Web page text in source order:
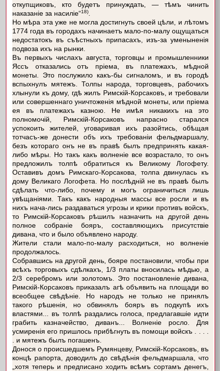
откупщиковъ, кто будетъ принуждать, — тѣмъ чинить
наказаніе за насиліе“18)
Но мѣра эта уже не могла достигнуть своей цѣли, и лѣтомъ
1774 года въ городахъ начинаетъ мало-по-малу ощущаться
недостатокъ въ съѣстныхъ припасахъ, изъ-за уменыненія
подвоза ихъ на рынки.
Въ первыхъ числахъ августа, торговцы и промышленники
Яссъ отказались отъ пріема, въ платежахъ, мѣдной
монеты. Это послужило какъ-бы сигналомъ, и въ городѣ
вспыхнулъ мятежъ. Толпы народа, торговцевъ, рабочихъ
хлынули къ дому, гдѣ жилъ Римскій-Корсаковъ, и требовали
или совершеннаго уничтоженія мѣдной монеты, или пріема
ея въ платежахъ казною. Не имѣя никакихъ на это
полномочій, Римскій-Корсаковъ напрасно старался
успокоить жителей, уговаривая ихъ разойтись, обѣщая
тотчасъ-же донести объ ихъ требованіи фельдмаршалу,
безъ котораго онъ не въ правѣ былъ предпринять какая-
либо мѣры. Но такъ какъ волненіе все возрастало, то онъ
предложилъ толпѣ обратиться къ Великому Логофету.
Оставивъ домъ Римскаго-Корсакова, толпа двинулась къ
дому Великаго Логофета. Но послѣдній не въ правѣ былъ
сдѣлать что-либо, почему и могъ ограничиться лишь
увѣщаніями. Такъ какъ народныя массы все росли и въ
нихъ нача-лись раздаваться угрозы и крики противъ войскъ,
то Римскій-Корсаковъ рѣшилъ назначить на другой день
полное собраніе бояръ, составляющихъ присутствіе
дивана, что и было объявлено народу.
Жители стали мало-по-малу расходиться, но волненіе
продолжалось.
Собравшись на другой день, бояре постановили, чтобы при
всѣхъ торговыхъ сдѣлкахъ, 1/3 платы вносилась мѣдью, а
2/3 серебромъ или золотомъ. Это постановленіе дивана,
Римскій-Корсаковъ приказалъ агѣ объявить на площади во
всеобщее свѣдѣніе. Но народъ не только не принялъ
такого рѣшенія, но обвинялъ бояръ въ подкупѣ ихъ
властями... въ толпѣ раздались голоса, предлагавшіе идти
грабить казначейство, диванъ... Волненіе росло. Для
усмиренія его пришлось прибѣгнуть въ помощи войскъ . . . .
. и мятежъ былъ погашенъ.
Донося о происшедшемъ Румянцеву, Римскій-Корсаковъ, въ
концѣ рапорта, доводилъ до свѣдѣнія фельдмаршала, что
„хотя теперь и предписано ходить всѣмъ сортамъ денегъ,